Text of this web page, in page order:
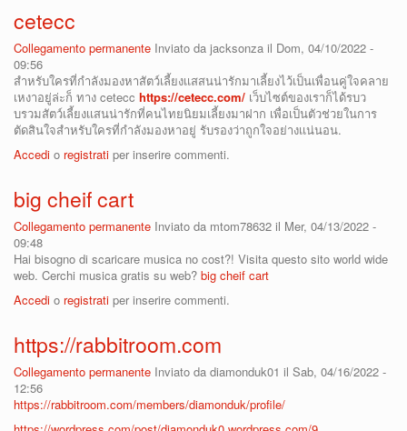
cetecc
Collegamento permanente Inviato da jacksonza il Dom, 04/10/2022 -
09:56
สำหรับใครที่กำลังมองหาสัตว์เลี้ยงเเสสนน่ารักมาเลี้ยงไว้เป็นเพื่อนคู่ใจคลาย
เหงาอยู่ล่ะก็ ทาง cetecc https://cetecc.com/ เว็บไซต์ของเราก็ได้รบว
บรวมสัตว์เลี้ยงเเสนน่ารักที่คนไทยนิยมเลี้ยงมาฝาก เพื่อเป็นตัวช่วยในการ
ตัดสินใจสำหรับใครที่กำลังมองหาอยู่ รับรองว่าถูกใจอย่างเเน่นอน.
Accedi o registrati per inserire commenti.
big cheif cart
Collegamento permanente Inviato da mtom78632 il Mer, 04/13/2022 -
09:48
Hai bisogno di scaricare musica no cost?! Visita questo sito world wide
web. Cerchi musica gratis su web? big cheif cart
Accedi o registrati per inserire commenti.
https://rabbitroom.com
Collegamento permanente Inviato da diamonduk01 il Sab, 04/16/2022 -
12:56
https://rabbitroom.com/members/diamonduk/profile/